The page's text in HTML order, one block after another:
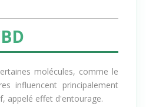
molécules, comme le
influencent principalement
appelé effet d'entourage.